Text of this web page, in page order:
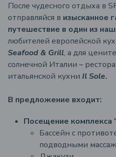
После чудесного отдыха в
отправляйся в изысканное
путешествие в один из
любителей европейской
Seafood & Grill, а для
солнечной Италии –
итальянской кухни Il Sole.
В предложение входит:
Посещение комплекса
Бассейн с
подводными